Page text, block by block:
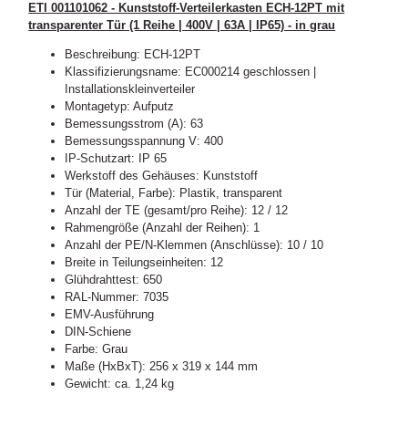
ETI 001101062 - Kunststoff-Verteilerkasten ECH-12PT mit
transparenter Tür (1 Reihe | 400V | 63A | IP65) - in grau
Beschreibung: ECH-12PT
Klassifizierungsname: EC000214 geschlossen |
Installationskleinverteiler
Montagetyp: Aufputz
Bemessungsstrom (A): 63
Bemessungsspannung V: 400
IP-Schutzart: IP 65
Werkstoff des Gehäuses: Kunststoff
Tür (Material, Farbe): Plastik, transparent
Anzahl der TE (gesamt/pro Reihe): 12 / 12
Rahmengröße (Anzahl der Reihen): 1
Anzahl der PE/N-Klemmen (Anschlüsse): 10 / 10
Breite in Teilungseinheiten: 12
Glühdrahttest: 650
RAL-Nummer: 7035
EMV-Ausführung
DIN-Schiene
Farbe: Grau
Maße (HxBxT): 256 x 319 x 144 mm
Gewicht: ca. 1,24 kg